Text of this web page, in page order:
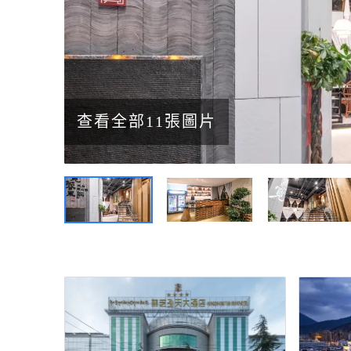
查看全部11張圖片